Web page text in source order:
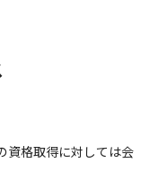
資格取得に対しては会